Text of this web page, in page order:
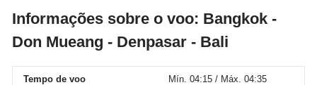
Informações sobre o voo: Bangkok -
Don Mueang - Denpasar - Bali
Tempo de voo Mín. 04:15 / Máx. 04:35